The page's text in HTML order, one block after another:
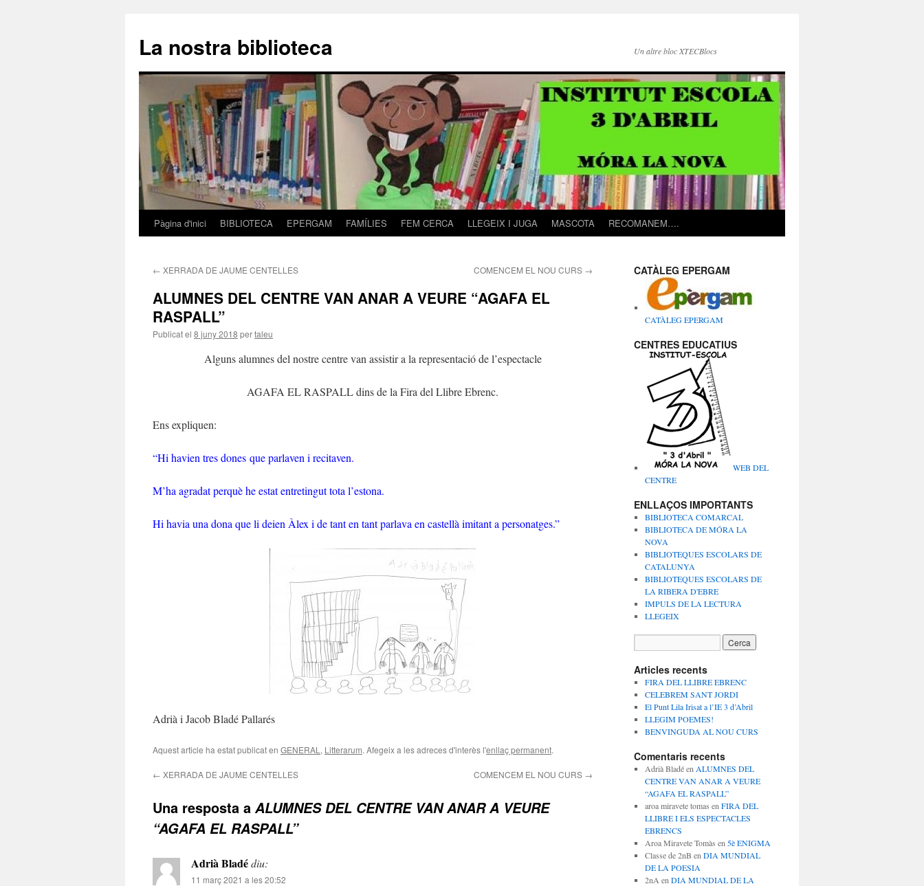
La nostra biblioteca Un altre bloc XTECBlocs
Vés
contingut
Pàgina d'inici BIBLIOTECA EPERGAM FAMÍLIES FEM CERCA LLEGEIX I JUGA MASCOTA RECOMANEM….
← XERRADA DE JAUME CENTELLES COMENCEM EL NOU CURS →
ALUMNES DEL CENTRE VAN ANAR A VEURE “AGAFA EL
RASPALL”
Publicat el 8 juny 2018 pertaleu
Alguns alumnes del nostre centre van assistir a la representació de l’espectacle
AGAFA EL RASPALL dins de la Fira del Llibre Ebrenc.
Ens expliquen:
“Hi havien tres dones que parlaven i recitaven.
M’ha agradat perquè he estat entretingut tota l’estona.
Hi havia una dona que li deien Àlex i de tant en tant parlava en castellà imitant a personatges.”
Adrià i Jacob Bladé Pallarés
Aquest article ha estat publicat en GENERAL , Litterarum. Afegeix a les adreces d'interès l'enllaç permanent.
← XERRADA DE JAUME CENTELLES COMENCEM EL NOU CURS →
Una resposta a ALUMNES DEL CENTRE VAN ANAR A VEURE
“AGAFA EL RASPALL”
Adrià Bladédiu:
11 març 2021 a les 20:52
CATÀLEG EPERGAM
CATÀLEG EPERGAM
CENTRES EDUCATIUS
WEB DEL
CENTRE
ENLLAÇOS IMPORTANTS
BIBLIOTECA COMARCAL
BIBLIOTECA DE MÓRA LA
NOVA
BIBLIOTEQUES ESCOLARS DE
CATALUNYA
BIBLIOTEQUES ESCOLARS DE
LA RIBERA D'EBRE
IMPULS DE LA LECTURA
LLEGEIX
Articles recents
FIRA DEL LLIBRE EBRENC
CELEBREM SANT JORDI
El Punt Lila Irisat a l’IE 3 d’Abril
LLEGIM POEMES!
BENVINGUDA AL NOU CURS
Comentaris recents
Adrià Bladéen ALUMNES DEL
CENTRE VAN ANAR A VEURE
“AGAFA EL RASPALL”
aroa miravete tomas en FIRA DEL
LLIBRE I ELS ESPECTACLES
EBRENCS
Aroa Miravete Tomàs en 5è ENIGMA
Classe de 2nB en DIA MUNDIAL
DE LA POESIA
2nA en DIA MUNDIAL DE LA